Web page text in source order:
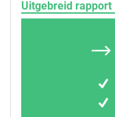
Uitgebreid rapport